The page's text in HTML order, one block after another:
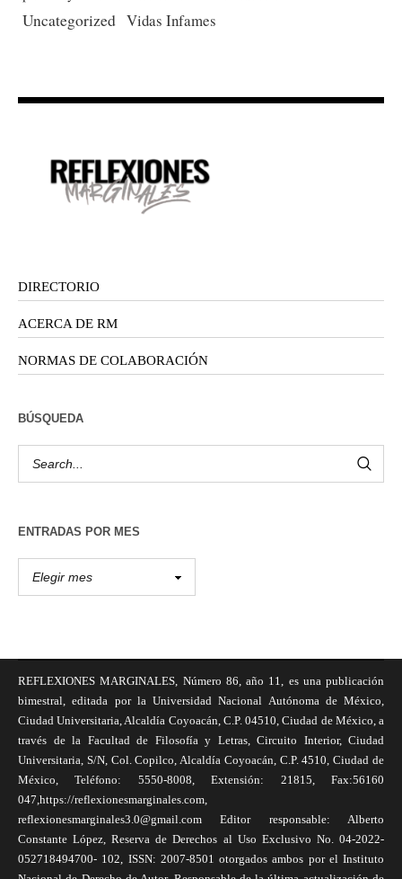
Uncategorized Vidas Infames
DIRECTORIO
ACERCA DE RM
NORMAS DE COLABORACIÓN
BÚSQUEDA
ENTRADAS POR MES
REFLEXIONES MARGINALES, Número 86, año 11, es una publicación
bimestral, editada por la Universidad Nacional Autónoma de México,
Ciudad Universitaria, Alcaldía Coyoacán, C.P. 04510, Ciudad de México, a
través de la Facultad de Filosofía y Letras, Circuito Interior, Ciudad
Universitaria, S/N, Col. Copilco, Alcaldía Coyoacán, C.P. 4510, Ciudad de
México, Teléfono: 5550-8008, Extensión: 21815, Fax:56160
047,https://reflexionesmarginales.com,
reflexionesmarginales3.0@gmail.com Editor responsable: Alberto
Constante López, Reserva de Derechos al Uso Exclusivo No. 04-2022-
052718494700- 102, ISSN: 2007-8501 otorgados ambos por el Instituto